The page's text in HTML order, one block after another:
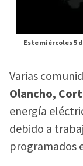
Este miércoles 5
Varias
Olancho,
energía
debido a
programados